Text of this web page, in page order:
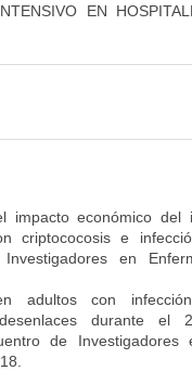
EN
impacto económico del
criptococosis e
en
adultos con
durante el
de Investigadores